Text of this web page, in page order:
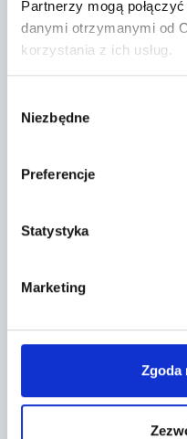
Partnerzy mogą
danymi otrzymanymi od
korzystania z ich usług.
zgody
Niezbędne
Preferencje
Statystyka
Marketing
Zgoda
FORMULARZ